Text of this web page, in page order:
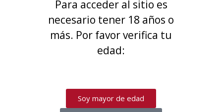
trabajando en algo increíble,
¡vuelve pronto!
Para acceder al sitio es
necesario tener 18 años o
más. Por favor verifica tu
edad:
Soy mayor de edad